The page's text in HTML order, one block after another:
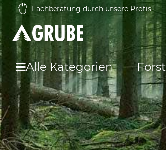
Fachberatung durch unsere Profis
Alle Kategorien Forst